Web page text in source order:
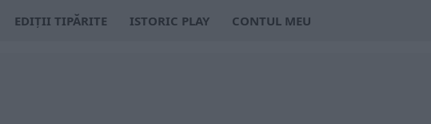
EDIȚII TIPĂRITE ISTORIC PLAY CONTUL MEU